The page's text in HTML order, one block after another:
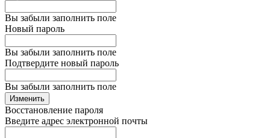
Вы забыли заполнить поле
Новый пароль
Вы забыли заполнить поле
Подтвердите новый пароль
Вы забыли заполнить поле
Изменить
Восстановление пароля
Введите адрес электронной почты